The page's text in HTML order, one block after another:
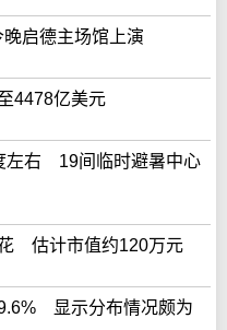
启德主场馆上演
4478亿美元
左右 19间临时避暑中心
估计市值约120万元
显示分布情况颇为